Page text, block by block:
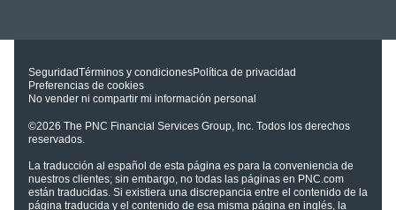
SeguridadTérminos y condicionesPolítica de privacidad
Preferencias de cookies
No vender ni compartir mi información personal
©2026 The PNC Financial Services Group, Inc. Todos los derechos
reservados.
La traducción al español de esta página es para la conveniencia de
nuestros clientes; sin embargo, no todas las páginas en PNC.com
están traducidas. Si existiera una discrepancia entre el contenido de la
página traducida y el contenido de esa misma página en inglés, la